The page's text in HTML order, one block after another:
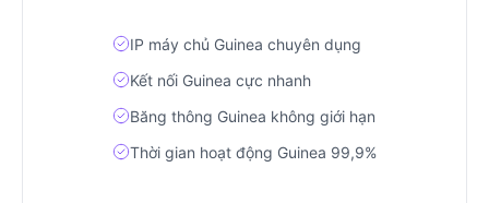
IP máy chủ Guinea chuyên dụng
Kết nối Guinea cực nhanh
Băng thông Guinea không giới hạn
Thời gian hoạt động Guinea 99,9%